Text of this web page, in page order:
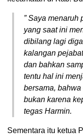
”Saya menaruh
yang saat ini
dibilang lagi
kalangan
dan bahkan
tentu hal ini
bersama,
bukan karena
tegas Harmin.
Sementara itu ketua